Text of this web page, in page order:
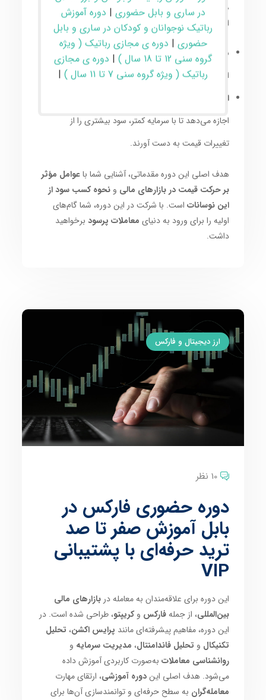
صرافی‌های پیشرو در این حوزه، دو قابلیت کلیدی را در
اختیار کاربران قرار می‌دهند:
معاملات دوطرفه:امکان کسب سود هم از افزایش و هم
از کاهش قیمت دارایی‌ها را فراهم می‌کند.
استفاده از اهرم (لوریج):
اجازه می‌دهد تا با سرمایه کمتر، سود بیشتری را از
تغییرات قیمت به دست آورند.
هدف اصلی این دوره مقدماتی، آشنایی شما باعوامل مؤثر
بر حرکت قیمت در بازارهای مالی ونحوه کسب سود از
این نوسانات است. با شرکت در این دوره، شما گام‌های
اولیه را برای ورود به دنیای معاملات پرسود برخواهید
داشت.
ارز دیجیتال و فارکس
10 نظر
دوره حضوری فارکس در
بابل آموزش صفر تا صد
ترید حرفه‌ای با پشتیبانی
VIP
این دوره برای علاقه‌مندان به معامله دربازارهای مالی
بین‌المللی، از جملهفارکس وکریپتو، طراحی شده است. در
این دوره، مفاهیم پیشرفته‌ای مانند پرایس اکشن، تحلیل
تکنیکال و تحلیل فاندامنتال، مدیریت سرمایه و
روانشناسی معاملات به‌صورت کاربردی آموزش داده
می‌شود. هدف اصلی ایندوره آموزشی، ارتقای مهارت
معامله‌گران به سطح حرفه‌ای و توانمندسازی آن‌ها برای
در ساری و بابل حضوری | دوره آموزش
رباتیک نوجوانان و کودکان در ساری و بابل
حضوری | دوره ی مجازی رباتیک ( ویژه
گروه سنی 12 تا 18 سال )
| دوره ی مجازی
رباتیک ( ویژه گروه سنی 7 تا 11 سال )
|